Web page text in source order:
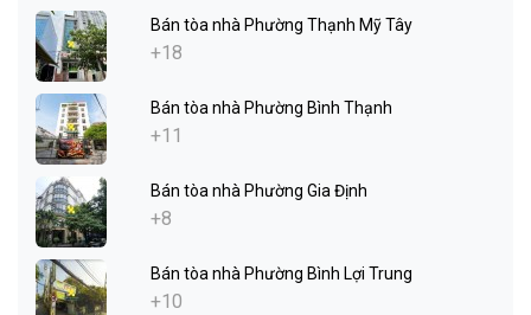
Bán tòa nhà Phường Thạnh Mỹ Tây
+18
Bán tòa nhà Phường Bình Thạnh
+11
Bán tòa nhà Phường Gia Định
+8
Bán tòa nhà Phường Bình Lợi Trung
+10